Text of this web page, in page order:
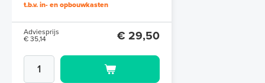
t.b.v. in- en opbouwkasten
Adviesprijs
€ 35,14
€ 29,50